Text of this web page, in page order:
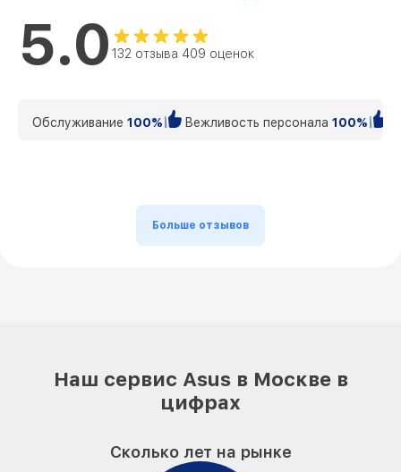
5.0 132 отзыва 409 оценок
Обслуживание 100% Вежливость персонала 100%
Больше отзывов
Наш сервис Asus в Москве в
цифрах
Сколько лет на рынке